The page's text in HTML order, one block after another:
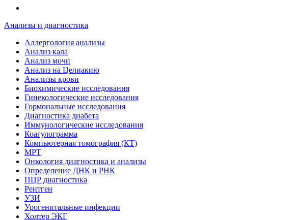
Анализы и диагностика
Аллергология анализы
Анализ кала
Анализ мочи
Анализ на Целиакию
Анализы крови
Биохимические исследования
Гинекологические исследования
Гормональные исследования
Диагностика диабета
Иммунологические исследования
Коагулограмма
Компьютерная томография (КТ)
МРТ
Онкология диагностика и анализы
Определение ДНК и РНК
ПЦР диагностика
Рентген
УЗИ
Урогенитальные инфекции
Холтер ЭКГ